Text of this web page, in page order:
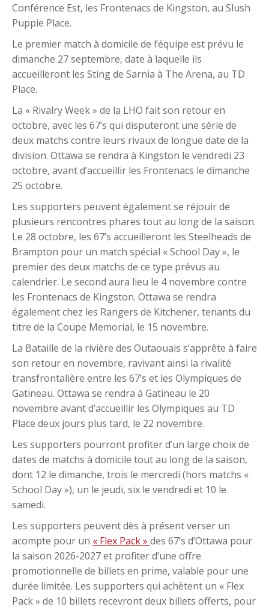
Conférence Est, les Frontenacs de Kingston, au Slush
Puppie Place.
Le premier match à domicile de l’équipe est prévu le
dimanche 27 septembre, date à laquelle ils
accueilleront les Sting de Sarnia à The Arena, au TD
Place.
La « Rivalry Week » de la LHO fait son retour en
octobre, avec les 67’s qui disputeront une série de
deux matchs contre leurs rivaux de longue date de la
division. Ottawa se rendra à Kingston le vendredi 23
octobre, avant d’accueillir les Frontenacs le dimanche
25 octobre.
Les supporters peuvent également se réjouir de
plusieurs rencontres phares tout au long de la saison.
Le 28 octobre, les 67’s accueilleront les Steelheads de
Brampton pour un match spécial « School Day », le
premier des deux matchs de ce type prévus au
calendrier. Le second aura lieu le 4 novembre contre
les Frontenacs de Kingston. Ottawa se rendra
également chez les Rangers de Kitchener, tenants du
titre de la Coupe Memorial, le 15 novembre.
La Bataille de la rivière des Outaouais s’apprête à faire
son retour en novembre, ravivant ainsi la rivalité
transfrontalière entre les 67’s et les Olympiques de
Gatineau. Ottawa se rendra à Gatineau le 20
novembre avant d’accueillir les Olympiques au TD
Place deux jours plus tard, le 22 novembre.
Les supporters pourront profiter d’un large choix de
dates de matchs à domicile tout au long de la saison,
dont 12 le dimanche, trois le mercredi (hors matchs «
School Day »), un le jeudi, six le vendredi et 10 le
samedi.
Les supporters peuvent dès à présent verser un
acompte pour un « Flex Pack » des 67’s d’Ottawa pour
la saison 2026-2027 et profiter d’une offre
promotionnelle de billets en prime, valable pour une
durée limitée. Les supporters qui achètent un « Flex
Pack » de 10 billets recevront deux billets offerts, pour